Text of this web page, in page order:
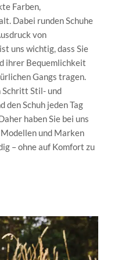
Farben,
Dabei runden Schuhe
von
uns wichtig, dass Sie
ihrer Bequemlichkeit
Gangs tragen.
Schritt Stil- und
den Schuh jeden Tag
haben Sie bei uns
und Marken
– ohne auf Komfort zu